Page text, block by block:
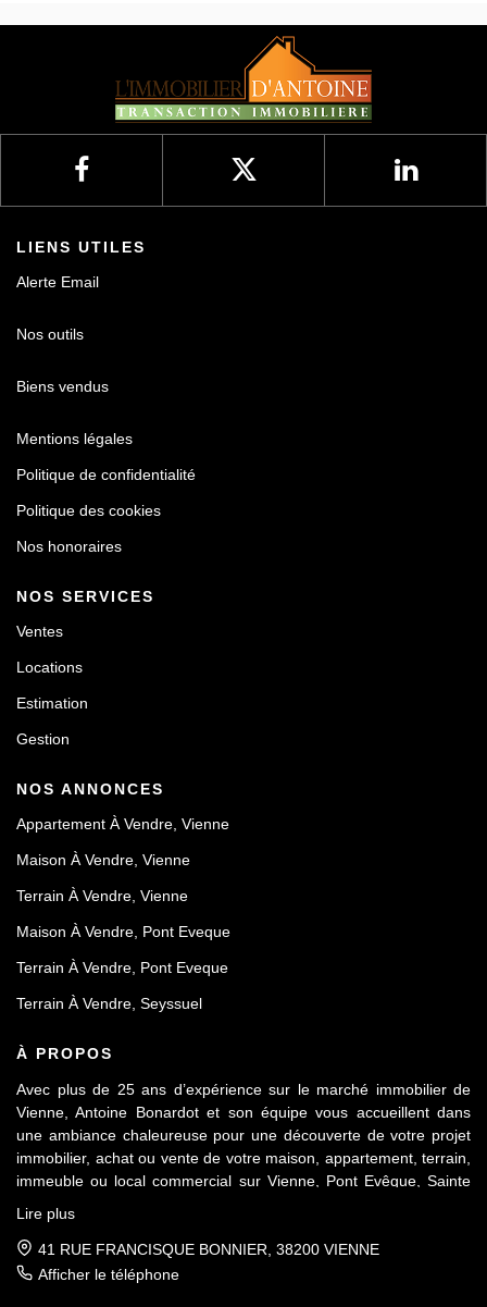
LIENS UTILES
Alerte Email
Nos outils
Biens vendus
Mentions légales
Politique de confidentialité
Politique des cookies
Nos honoraires
NOS SERVICES
Ventes
Locations
Estimation
Gestion
NOS ANNONCES
Appartement À Vendre, Vienne
Maison À Vendre, Vienne
Terrain À Vendre, Vienne
Maison À Vendre, Pont Eveque
Terrain À Vendre, Pont Eveque
Terrain À Vendre, Seyssuel
À PROPOS
Avec plus de 25 ans d’expérience sur le marché immobilier de
Vienne, Antoine Bonardot et son équipe vous accueillent dans
une ambiance chaleureuse pour une découverte de votre projet
immobilier, achat ou vente de votre maison, appartement, terrain,
immeuble ou local commercial sur Vienne, Pont Evêque, Sainte
Colombe, Seyssuel et l’agglomération viennoise. Attachée au
respect déontologique de notre profession, notre équipe vous
accompagne de A à Z, dans la confiance mutuelle, pour une
parfaite réussite de votre projet.
Lire plus
41 RUE FRANCISQUE BONNIER, 38200 VIENNE
Afficher le téléphone